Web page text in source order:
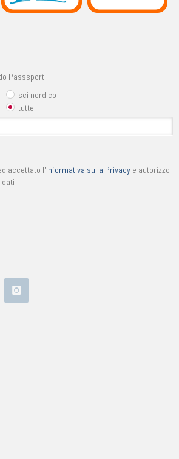
Passsport
sci nordico
tutte
accettato l'informativa sulla Privacy e autorizzo